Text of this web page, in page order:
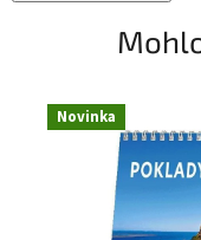
Novinka